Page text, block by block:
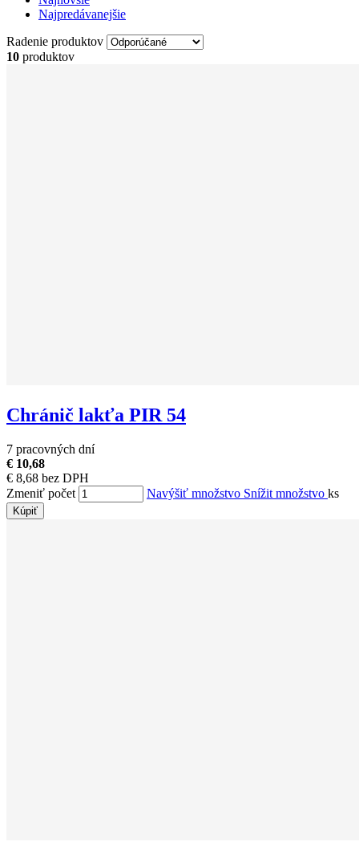
Najpredávanejšie
Radenie produktov
10 produktov
Chránič lakťa PIR 54
7 pracovných dní
€ 10,68
€ 8,68 bez DPH
Zmeniť počet
Navýšiť množstvo Snížit množstvo ks
Kúpiť